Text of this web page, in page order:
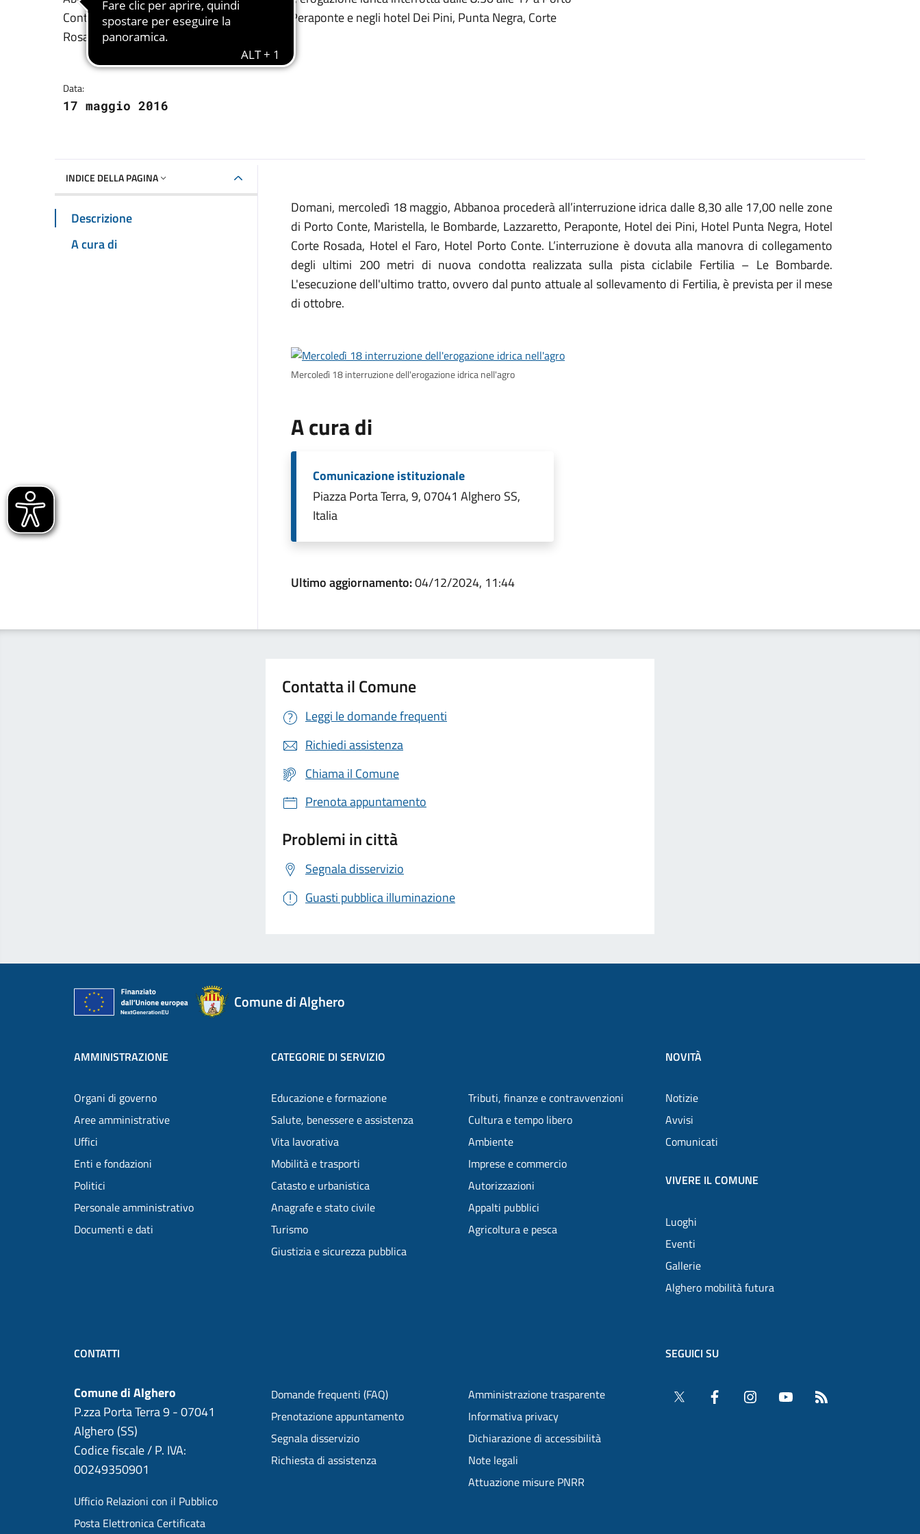
Conte, Maristella, Le Bombarde, Lazzaretto, Peraponte e negli hotel Dei Pini, Punta Negra, Corte
Rosada, El Faro, Porto Conte.
Data:
17 maggio 2016
INDICE DELLA PAGINA
Descrizione
A cura di
Domani, mercoledì 18 maggio, Abbanoa procederà all’interruzione idrica dalle 8,30 alle 17,00 nelle zone
di Porto Conte, Maristella, le Bombarde, Lazzaretto, Peraponte, Hotel dei Pini, Hotel Punta Negra, Hotel
Corte Rosada, Hotel el Faro, Hotel Porto Conte. L’interruzione è dovuta alla manovra di collegamento
degli ultimi 200 metri di nuova condotta realizzata sulla pista ciclabile Fertilia – Le Bombarde.
L'esecuzione dell'ultimo tratto, ovvero dal punto attuale al sollevamento di Fertilia, è prevista per il mese
di ottobre.
Mercoledì 18 interruzione dell'erogazione idrica nell'agro
A cura di
Comunicazione istituzionale
Piazza Porta Terra, 9, 07041 Alghero SS,
Italia
Ultimo aggiornamento:04/12/2024, 11:44
Contatta il Comune
Leggi le domande frequenti
Richiedi assistenza
Chiama il Comune
Prenota appuntamento
Problemi in città
Segnala disservizio
Guasti pubblica illuminazione
Comune di Alghero
AMMINISTRAZIONE
Organi di governo
Aree amministrative
Uffici
Enti e fondazioni
Politici
Personale amministrativo
Documenti e dati
CATEGORIE DI SERVIZIO
Educazione e formazione
Salute, benessere e assistenza
Vita lavorativa
Mobilità e trasporti
Catasto e urbanistica
Anagrafe e stato civile
Turismo
Giustizia e sicurezza pubblica
Tributi, finanze e contravvenzioni
Cultura e tempo libero
Ambiente
Imprese e commercio
Autorizzazioni
Appalti pubblici
Agricoltura e pesca
NOVITÀ
Notizie
Avvisi
Comunicati
VIVERE IL COMUNE
Luoghi
Eventi
Gallerie
Alghero mobilità futura
CONTATTI
Comune di Alghero
P.zza Porta Terra 9 - 07041
Alghero (SS)
Codice fiscale / P. IVA:
00249350901
Ufficio Relazioni con il Pubblico
Posta Elettronica Certificata
Domande frequenti (FAQ)
Prenotazione appuntamento
Segnala disservizio
Richiesta di assistenza
Amministrazione trasparente
Informativa privacy
Dichiarazione di accessibilità
Note legali
Attuazione misure PNRR
SEGUICI SU
Twitter Facebook InstagramYouTube